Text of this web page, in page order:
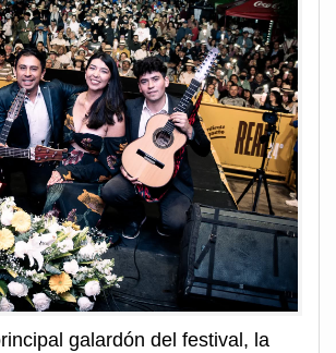
galardón del festival, la